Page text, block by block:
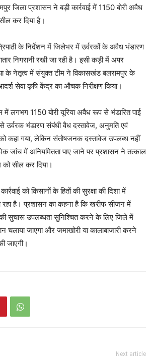
जिला प्रशासन ने बड़ी कार्रवाई में 1150 बोरी अवैध
कर दिया है।
के निर्देशन में जिलेभर में उर्वरकों के अवैध भंडारण
निगरानी रखी जा रही है। इसी कड़ी में अपर
के नेतृत्व में संयुक्त टीम ने विकासखंड बलरामपुर के
सेवा कृषि केंद्र का औचक निरीक्षण किया।
में लगभग 1150 बोरी यूरिया अवैध रूप से भंडारित पाई
भंडारण संबंधी वैध दस्तावेज, अनुमति एवं
कहा गया, लेकिन संतोषजनक दस्तावेज उपलब्ध नहीं
जांच में अनियमितता पाए जाने पर प्रशासन ने तत्काल
को सील कर दिया।
को किसानों के हितों की सुरक्षा की दिशा में
रहा है। प्रशासन का कहना है कि खरीफ सीजन में
सुचारू उपलब्धता सुनिश्चित करने के लिए जिले में
चलाया जाएगा और जमाखोरी या कालाबाजारी करने
जाएगी।
Next article